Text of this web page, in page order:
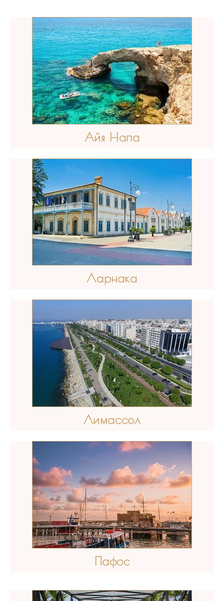
Айя Напа​
Ларнака
Лимассол
Пафос